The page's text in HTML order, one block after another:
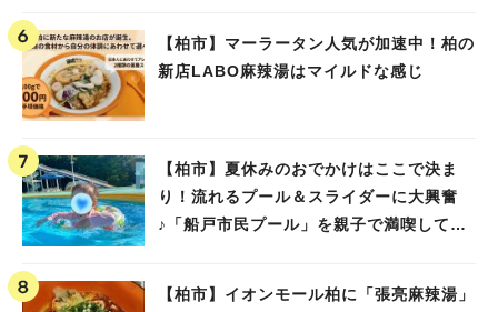
【柏市】マーラータン人気が加速中！柏の
新店LABO麻辣湯はマイルドな感じ
【柏市】夏休みのおでかけはここで決ま
り！流れるプール＆スライダーに大興奮
♪「船戸市民プール」を親子で満喫してき
【柏市】イオンモール柏に「張亮麻辣湯」